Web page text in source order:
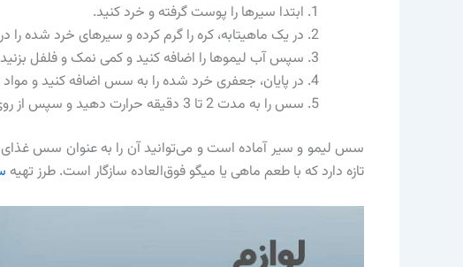
ابتدا سیرها را پوست گرفته و خرد کنید.
در یک ماهیتابه، کره را گرم کرده و سیرهای خرد شده را
سپس آب لیموها را اضافه کنید و کمی نمک و فلفل
در پایان، جعفری خرد شده را به سس اضافه کنید و مواد
سس را به مدت 2 تا 3 دقیقه حرارت دهید و سپس از روی شعله بردارید.
سس لیمو و سیر آماده است و می‌توانید آن را به عنوان سس
تازه دارد که با طعم ماهی یا میگو فوق‌العاده سازگار است. طرز تهیه